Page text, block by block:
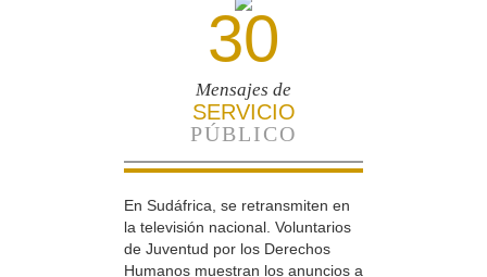
30
Mensajes de
SERVICIO
PÚBLICO
En Sudáfrica, se retransmiten en
la televisión nacional. Voluntarios
de Juventud por los Derechos
Humanos muestran los anuncios a